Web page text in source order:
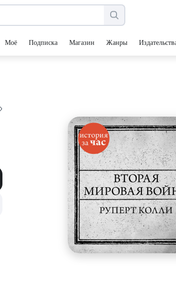
Моё Подписка Магазин Жанры